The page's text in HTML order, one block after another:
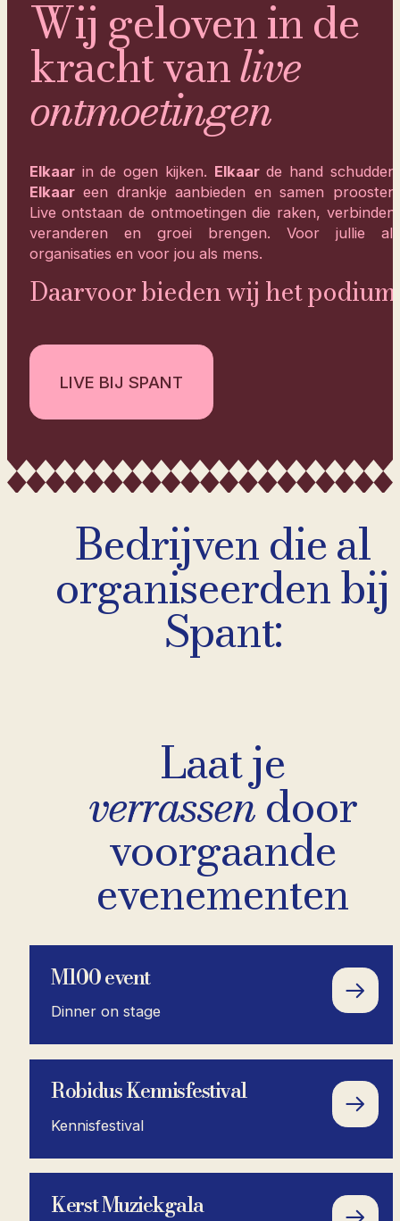
Wij geloven in de
kracht vanlive
ontmoetingen
Elkaarin de ogen kijken. Elkaarde hand schudden.
Elkaareen drankje aanbieden en samen proosten.
Live ontstaan de ontmoetingen die raken, verbinden,
veranderen en groei brengen. Voor jullie als
organisaties en voor jou als mens.
Daarvoor bieden wij het podium.
LIVE BIJ SPANT
Bedrijven die al
organiseerden bij
Spant:
Laat je
verrassendoor
voorgaande
evenementen
M100 event
Dinner on stage
Robidus Kennisfestival
Kennisfestival
Kerst Muziekgala